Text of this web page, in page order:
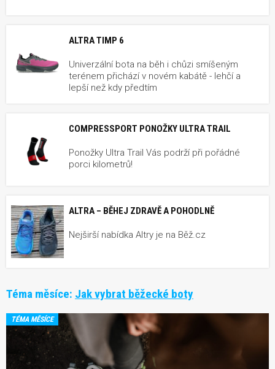
ALTRA TIMP 6
Univerzální bota na běh i chůzi smíšeným
terénem přichází v novém kabátě - lehčí a
lepší než kdy předtím
COMPRESSPORT PONOŽKY ULTRA TRAIL
Ponožky Ultra Trail Vás podrží při pořádné
porci kilometrů!
ALTRA – BĚHEJ ZDRAVĚ A POHODLNĚ
Nejširší nabídka Altry je na Běž.cz
Téma měsíce: Jak vybrat běžecké boty
TÉMA MĚSÍCE